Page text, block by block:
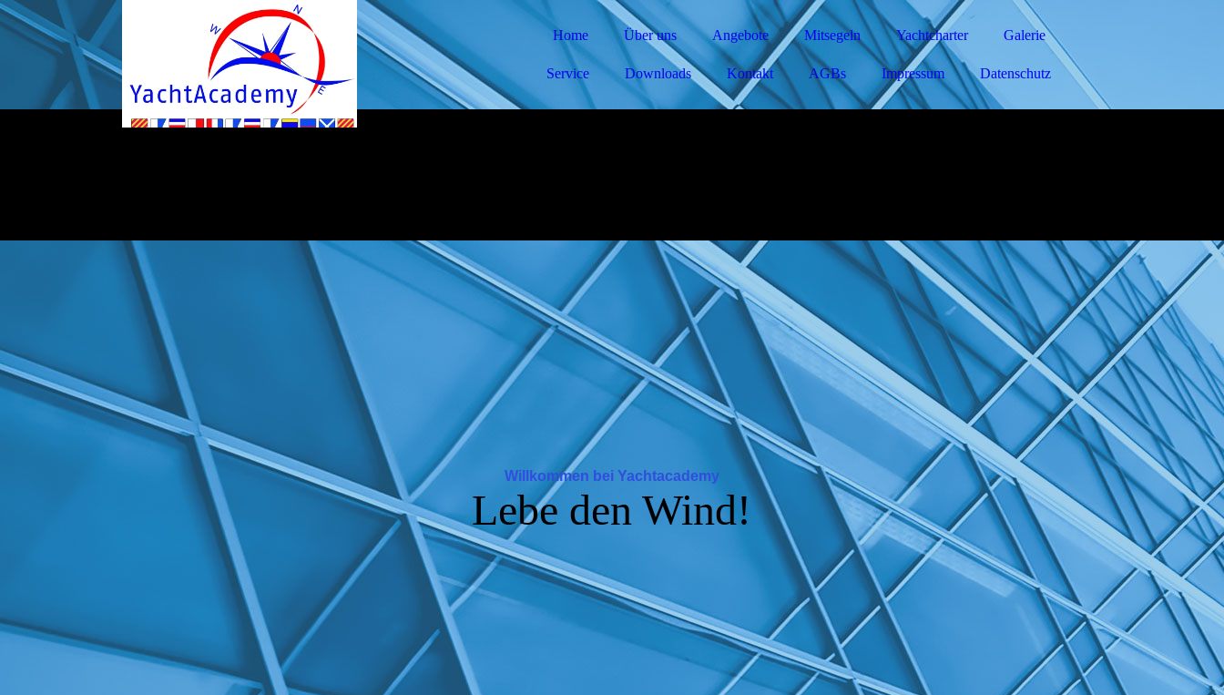
Home Über uns Angebote Mitsegeln Yachtcharter Galerie
Service Downloads Kontakt AGBs Impressum Datenschutz
Willkommen bei Yachtacademy
Lebe den Wind!